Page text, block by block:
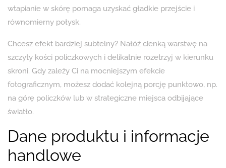
wtapianie w skórę pomaga uzyskać gładkie przejście i
równomierny połysk.
Chcesz efekt bardziej subtelny? Nałóż cienką warstwę na
szczyty kości policzkowych i delikatnie rozetrzyj w kierunku
skroni. Gdy zależy Ci na mocniejszym efekcie
fotograficznym, możesz dodać kolejną porcję punktowo, np.
na górę policzków lub w strategiczne miejsca odbijające
światło.
Dane produktu i informacje
handlowe